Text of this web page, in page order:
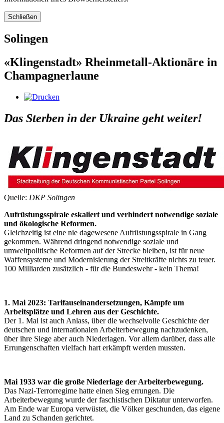
Schließen
Solingen
«Klingenstadt» Rheinmetall-Aktionäre in
Champagnerlaune
Das Sterben in der Ukraine geht weiter!
Quelle: DKP Solingen
Aufrüstungsspirale eskaliert und verhindert notwendige soziale
und ökologische Reformen.
Gleichzeitig ist eine nie dagewesene Aufrüstungsspirale in Gang
gekommen. Während dringend notwendige soziale und
umweltpolitische Reformen auf der Strecke bleiben, ist für neue
Waffensysteme und Modernisierung der Streitkräfte nichts zu teuer.
100 Milliarden zusätzlich - für die Bundeswehr - kein Thema!
1. Mai 2023: Tarifauseinandersetzungen, Kämpfe um
Arbeitsplätze und Lehren aus der Geschichte.
Der 1. Mai ist auch Anlass, über die wechselvolle Geschichte der
deutschen und internationalen Arbeiterbewegung nachzudenken,
über ihre Siege aber auch Niederlagen. Vor allem darüber, dass alle
Errungenschaften vielfach hart erkämpft werden mussten.
Mai 1933 war die große Niederlage der Arbeiterbewegung.
Das Nazi-Terrorregime hatte einen Sieg errungen. Die
Arbeiterbewegung wurde der faschistischen Diktatur unterworfen.
Am Ende war Europa verwüstet, die Völker geschunden, das eigene
Land zu Schanden gerichtet.